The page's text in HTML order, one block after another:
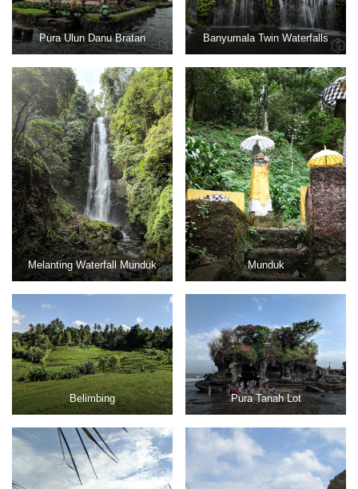
Pura Ulun Danu Bratan Banyumala Twin Waterfalls
Melanting Waterfall Munduk Munduk
Belimbing Pura Tanah Lot